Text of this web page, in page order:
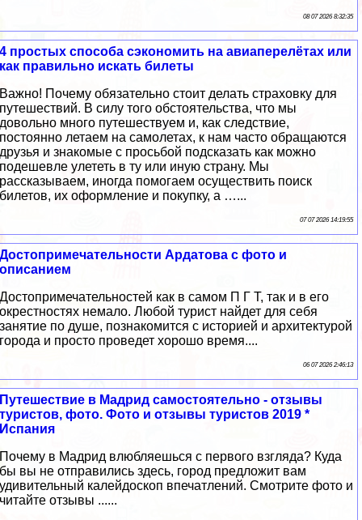
08 07 2026 8:32:35
4 простых способа сэкономить на авиаперелётах или
как правильно искать билеты
Важно! Почему обязательно стоит делать страховку для
путешествий. В силу того обстоятельства, что мы
довольно много путешествуем и, как следствие,
постоянно летаем на самолетах, к нам часто обращаются
друзья и знакомые с просьбой подсказать как можно
подешевле улететь в ту или иную страну. Мы
рассказываем, иногда помогаем осуществить поиск
билетов, их оформление и покупку, а …...
07 07 2026 14:19:55
Достопримечательности Ардатова с фото и
описанием
Достопримечательностей как в самом П Г Т, так и в его
окрестностях немало. Любой турист найдет для себя
занятие по душе, познакомится с историей и архитектурой
города и просто проведет хорошо время....
06 07 2026 2:46:13
Путешествие в Мадрид самостоятельно - отзывы
туристов, фото. Фото и отзывы туристов 2019 *
Испания
Почему в Мадрид влюбляешься с первого взгляда? Куда
бы вы не отправились здесь, город предложит вам
удивительный калейдоскоп впечатлений. Смотрите фото и
читайте отзывы ......